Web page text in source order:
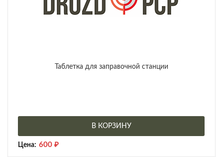
Таблетка для заправочной станции
В КОРЗИНУ
Цена: 600 ₽